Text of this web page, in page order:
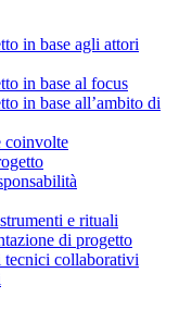
in base agli attori
in base al focus
in base all’ambito di
coinvolte
e rituali
di progetto
tecnici collaborativi